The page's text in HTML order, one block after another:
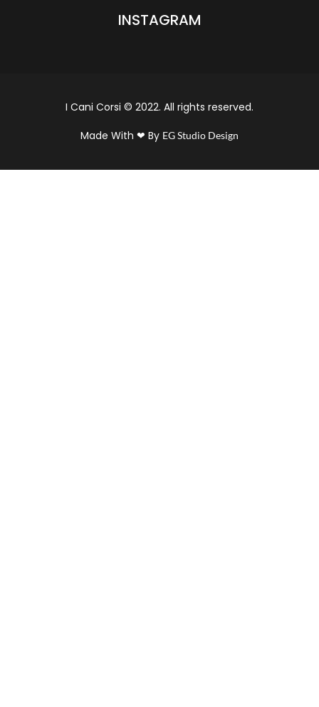
INSTAGRAM
I Cani Corsi © 2022. All rights reserved.
Made With ❤ By EG Studio Design